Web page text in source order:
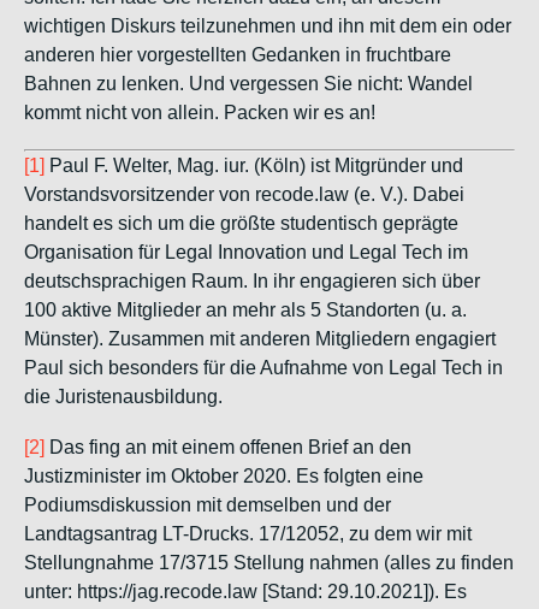
wichtigen Diskurs teilzunehmen und ihn mit dem ein oder
anderen hier vorgestellten Gedanken in fruchtbare
Bahnen zu lenken. Und vergessen Sie nicht: Wandel
kommt nicht von allein. Packen wir es an!
[1] Paul F. Welter, Mag. iur. (Köln) ist Mitgründer und
Vorstandsvorsitzender von recode.law (e. V.). Dabei
handelt es sich um die größte studentisch geprägte
Organisation für Legal Innovation und Legal Tech im
deutschsprachigen Raum. In ihr engagieren sich über
100 aktive Mitglieder an mehr als 5 Standorten (u. a.
Münster). Zusammen mit anderen Mitgliedern engagiert
Paul sich besonders für die Aufnahme von Legal Tech in
die Juristenausbildung.
[2] Das fing an mit einem offenen Brief an den
Justizminister im Oktober 2020. Es folgten eine
Podiumsdiskussion mit demselben und der
Landtagsantrag LT-Drucks. 17/12052, zu dem wir mit
Stellungnahme 17/3715 Stellung nahmen (alles zu finden
unter: https://jag.recode.law [Stand: 29.10.2021]). Es